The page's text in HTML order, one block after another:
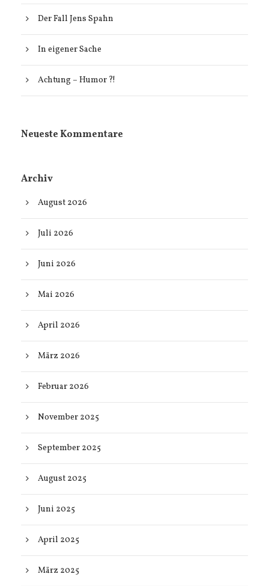
Der Fall Jens Spahn
In eigener Sache
Achtung – Humor ?!
Neueste Kommentare
Archiv
August 2026
Juli 2026
Juni 2026
Mai 2026
April 2026
März 2026
Februar 2026
November 2025
September 2025
August 2025
Juni 2025
April 2025
März 2025